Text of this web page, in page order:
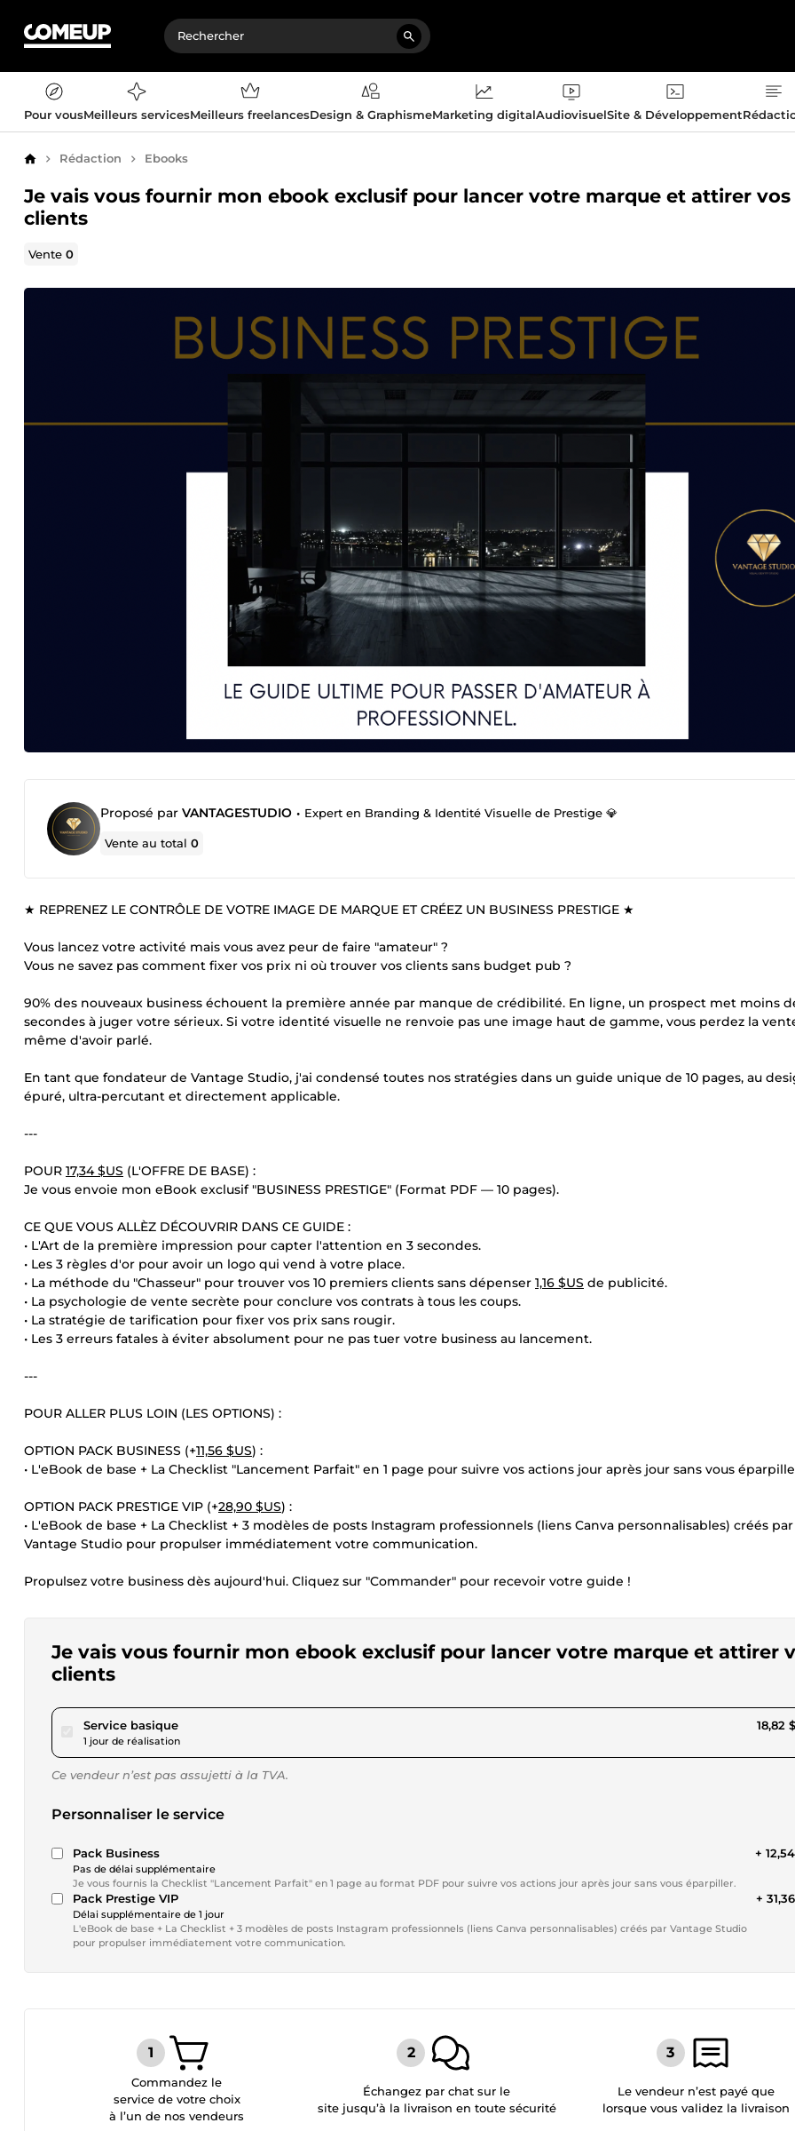
Pour vousMeilleurs servicesMeilleurs freelancesDesign & GraphismeMarketing digitalAudiovisuelSite & Développement
AccueilRédaction Ebooks
Je vais vous fournir mon ebook exclusif pour lancer votre marque et attirer vos
clients
Vente0
Proposé par VANTAGESTUDIO • Expert en Branding & Identité Visuelle de Prestige 💎
Vente au total0
★ REPRENEZ LE CONTRÔLE DE VOTRE IMAGE DE MARQUE ET CRÉEZ UN BUSINESS PRESTIGE ★
Vous lancez votre activité mais vous avez peur de faire "amateur" ?
Vous ne savez pas comment fixer vos prix ni où trouver vos clients sans budget pub ?
90% des nouveaux business échouent la première année par manque de crédibilité. En ligne, un prospect met moins
secondes à juger votre sérieux. Si votre identité visuelle ne renvoie pas une image haut de gamme, vous perdez la
même d'avoir parlé.
En tant que fondateur de Vantage Studio, j'ai condensé toutes nos stratégies dans un guide unique de 10 pages, au
épuré, ultra-percutant et directement applicable.
---
POUR 17,34 $US (L'OFFRE DE BASE) :
Je vous envoie mon eBook exclusif "BUSINESS PRESTIGE" (Format PDF — 10 pages).
CE QUE VOUS ALLÈZ DÉCOUVRIR DANS CE GUIDE :
• L'Art de la première impression pour capter l'attention en 3 secondes.
• Les 3 règles d'or pour avoir un logo qui vend à votre place.
• La méthode du "Chasseur" pour trouver vos 10 premiers clients sans dépenser 1,16 $US de publicité.
• La psychologie de vente secrète pour conclure vos contrats à tous les coups.
• La stratégie de tarification pour fixer vos prix sans rougir.
• Les 3 erreurs fatales à éviter absolument pour ne pas tuer votre business au lancement.
---
POUR ALLER PLUS LOIN (LES OPTIONS) :
OPTION PACK BUSINESS (+11,56 $US) :
• L'eBook de base + La Checklist "Lancement Parfait" en 1 page pour suivre vos actions jour après jour sans vous
OPTION PACK PRESTIGE VIP (+28,90 $US) :
• L'eBook de base + La Checklist + 3 modèles de posts Instagram professionnels (liens Canva personnalisables) créés par
Vantage Studio pour propulser immédiatement votre communication.
Propulsez votre business dès aujourd'hui. Cliquez sur "Commander" pour recevoir votre guide !
Je vais vous fournir mon ebook exclusif pour lancer votre marque et attirer
clients
Service basiquepour 17,34 $US
1 jour de réalisation
18,82
Ce vendeur n’est pas assujetti à la TVA.
Personnaliser le service
Pack Business
Pas de délai supplémentaire
Je vous fournis la Checklist "Lancement Parfait" en 1 page au format PDF pour suivre vos actions jour après jour sans vous éparpiller.
+
Pack Prestige VIP
Délai supplémentaire de 1 jour
L'eBook de base + La Checklist + 3 modèles de posts Instagram professionnels (liens Canva personnalisables) créés par Vantage Studio
pour propulser immédiatement votre communication.
+
Commandez le
service de votre choix
à l’un de nos vendeurs
Échangez par chat sur le
site jusqu’à la livraison en toute sécurité
Le vendeur n’est payé que
lorsque vous validez la livraison